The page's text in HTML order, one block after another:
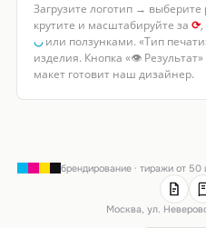
Загрузите логотип →
крутите и масштабируйте за ⟳,
◡или ползунками. «Тип
изделия. Кнопка «👁
макет готовит наш дизайнер.
брендирование · тиражи от 50
Москва, ул.